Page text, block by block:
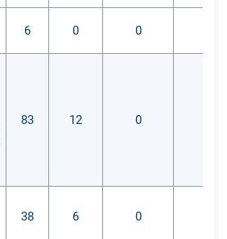
6 0 0
83 12 0
38 6 0